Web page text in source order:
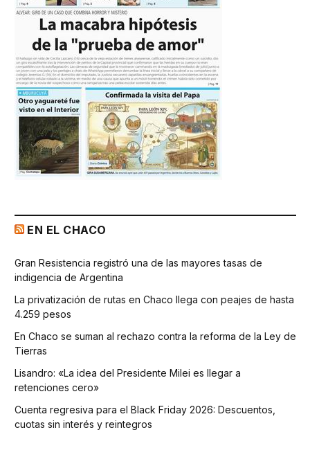
EN EL CHACO
Gran Resistencia registró una de las mayores tasas de
indigencia de Argentina
La privatización de rutas en Chaco llega con peajes de hasta
4.259 pesos
En Chaco se suman al rechazo contra la reforma de la Ley de
Tierras
Lisandro: «La idea del Presidente Milei es llegar a
retenciones cero»
Cuenta regresiva para el Black Friday 2026: Descuentos,
cuotas sin interés y reintegros